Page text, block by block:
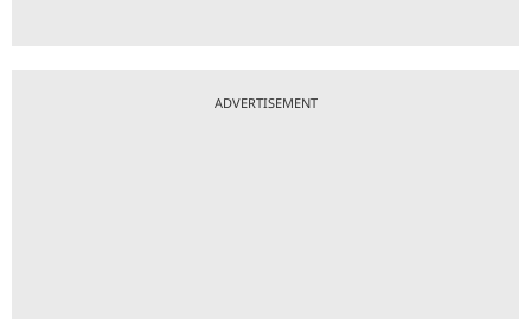
ADVERTISEMENT